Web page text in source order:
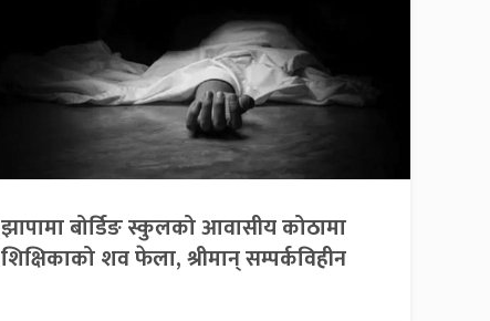
झापामा बोर्डिङ स्कुलको आवासीय कोठामा
शिक्षिकाको शव फेला, श्रीमान् सम्पर्कविहीन